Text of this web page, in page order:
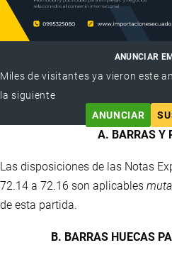
ANUNCIAR
Miles de visitantes ya vieron este
la siguiente
ANUNCIAR
A. BARRAS Y
Las disposiciones de las Notas
72.14 a 72.16 son aplicables
de esta partida.
B. BARRAS HUECAS